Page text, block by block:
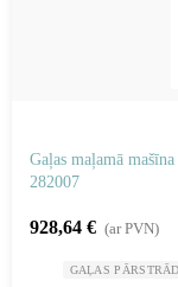
Gaļas maļamā
282007
928,64 € (ar PVN)
GAĻAS